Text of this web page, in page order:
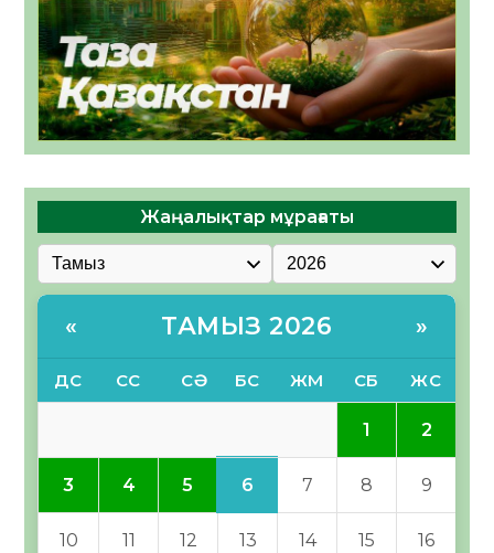
Жаңалықтар мұрағаты
« ТАМЫЗ 2026 »
ДС СС СӘ БС ЖМ СБ ЖС
1 2
3 4 5 6 7 8 9
10 11 12 13 14 15 16